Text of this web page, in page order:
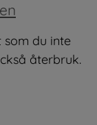
som du inte
återbruk.